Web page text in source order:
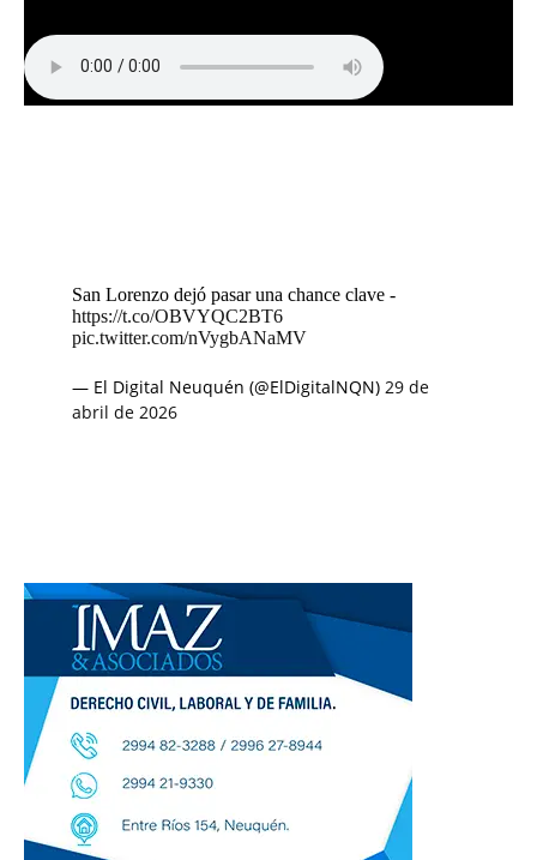
San Lorenzo dejó pasar una chance clave -
https://t.co/OBVYQC2BT6
pic.twitter.com/nVygbANaMV
— El Digital Neuquén (@ElDigitalNQN) 29 de
abril de 2026